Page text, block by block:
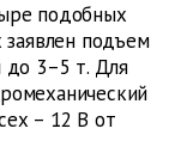
подобных
заявлен подъем
до 3–5 т. Для
– 12 В от